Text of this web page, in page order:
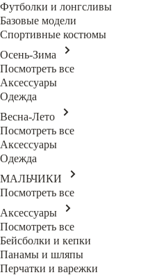
Футболки и лонгсливы
Базовые модели
Спортивные костюмы
Осень-Зима
Посмотреть все
Аксессуары
Одежда
Весна-Лето
Посмотреть все
Аксессуары
Одежда
МАЛЬЧИКИ
Посмотреть все
Аксессуары
Посмотреть все
Бейсболки и кепки
Панамы и шляпы
Перчатки и варежки